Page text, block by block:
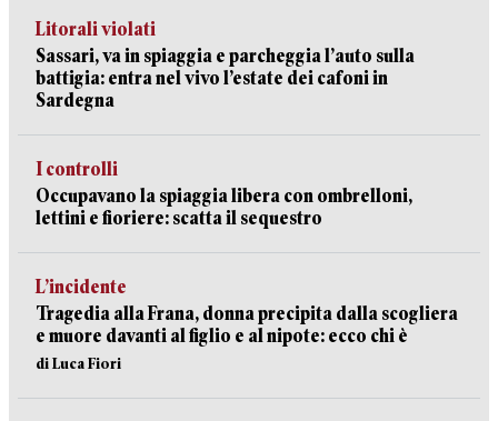
Litorali violati
Sassari, va in spiaggia e parcheggia l’auto sulla
battigia: entra nel vivo l’estate dei cafoni in
Sardegna
I controlli
Occupavano la spiaggia libera con ombrelloni,
lettini e fioriere: scatta il sequestro
L’incidente
Tragedia alla Frana, donna precipita dalla scogliera
e muore davanti al figlio e al nipote: ecco chi è
di Luca Fiori